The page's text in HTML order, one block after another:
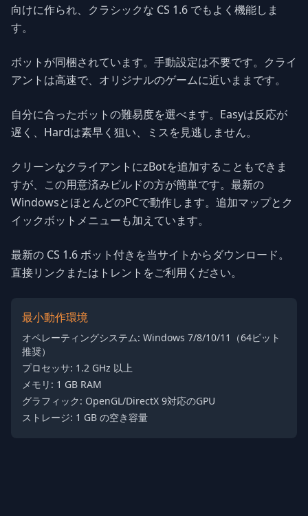
向けに作られ、クラシックな CS 1.6 でもよく機能しま
す。
ボットが同梱されています。手動設定は不要です。クライ
アントは高速で、オリジナルのゲームに近いままです。
自分に合ったボットの難易度を選べます。Easyは反応が
遅く、Hardは素早く狙い、ミスを見逃しません。
クリーンなクライアントにzBotを追加することもできま
すが、この用意済みビルドの方が簡単です。最新の
WindowsとほとんどのPCで動作します。追加マップとク
イックボットメニューも加えています。
最新の CS 1.6 ボット付きを当サイトからダウンロード。
直接リンクまたはトレントをご利用ください。
最小動作環境
オペレーティングシステム: Windows 7/8/10/11（64ビット
推奨）
プロセッサ: 1.2 GHz 以上
メモリ: 1 GB RAM
グラフィック: OpenGL/DirectX 9対応のGPU
ストレージ: 1 GB の空き容量